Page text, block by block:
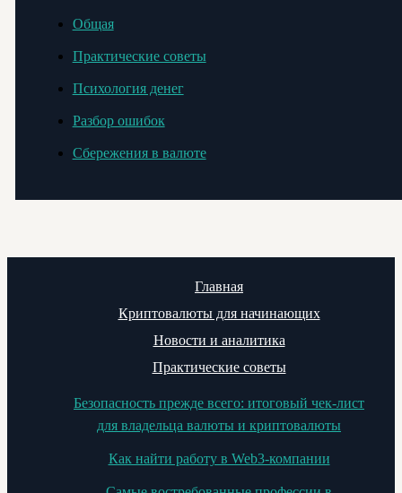
Общая
Практические советы
Психология денег
Разбор ошибок
Сбережения в валюте
Главная
Криптовалюты для начинающих
Новости и аналитика
Практические советы
Безопасность прежде всего: итоговый чек-лист
для владельца валюты и криптовалюты
Как найти работу в Web3-компании